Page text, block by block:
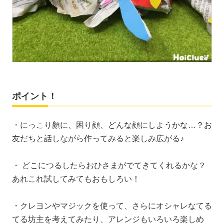
ポイント！
・にっこり顏に、困り顔、どんな顔にしようかな…？お
友だちと話しながら作ってみると楽しみ広がる♪
・ どこにつるしたらおひさまがでてきてくれるかな？
あれこれ試してみてもおもしろい！
・クレヨンやマジックを使って、さらにオシャレなてる
てる坊主を考えてみたり、アレンジもいろいろ楽しめ